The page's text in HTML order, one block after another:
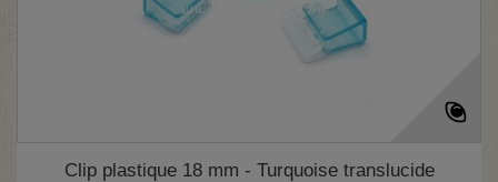
Clip plastique 18 mm - Turquoise translucide